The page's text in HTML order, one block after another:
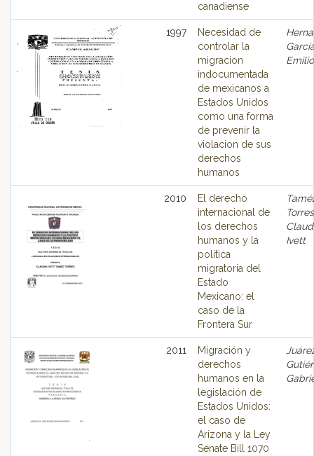
canadiense
1997
Necesidad de
controlar la
migracion
indocumentada
de mexicanos a
Estados Unidos
como una forma
de prevenir la
violacion de sus
derechos
humanos
Emilio
2010
El derecho
internacional de
los derechos
humanos y la
política
migratoria del
Estado
Mexicano: el
caso de la
Frontera Sur
Ivett
2011
Migración y
derechos
humanos en la
legislación de
Estados Unidos:
el caso de
Arizona y la Ley
Senate Bill 1070